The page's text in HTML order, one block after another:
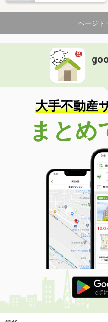
ページト
大手不動産
まとめ